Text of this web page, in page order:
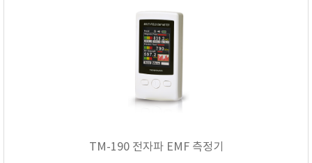
TM-190 전자파 EMF 측정기